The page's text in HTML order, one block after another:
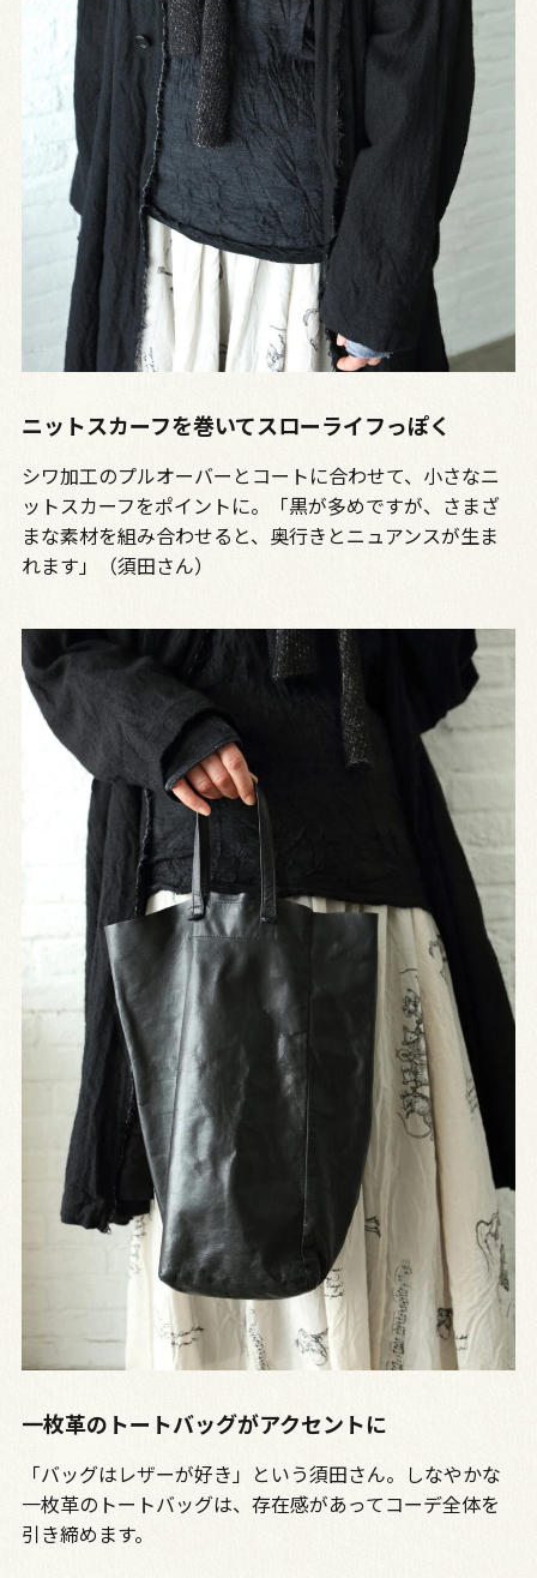
ニットスカーフを巻いてスローライフっぽく
シワ加工のプルオーバーとコートに合わせて、小さなニ
ットスカーフをポイントに。「黒が多めですが、さまざ
まな素材を組み合わせると、奥行きとニュアンスが生ま
れます」（須田さん）
一枚革のトートバッグがアクセントに
「バッグはレザーが好き」という須田さん。しなやかな
一枚革のトートバッグは、存在感があってコーデ全体を
引き締めます。